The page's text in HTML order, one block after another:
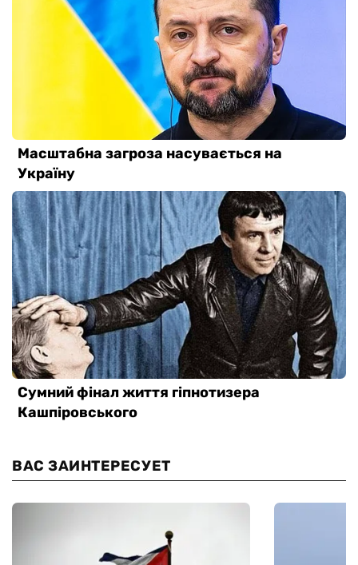
ВАС ЗАИНТЕРЕСУЕТ